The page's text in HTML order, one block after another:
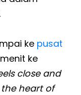
ke pusat
ke
close and
the heart of